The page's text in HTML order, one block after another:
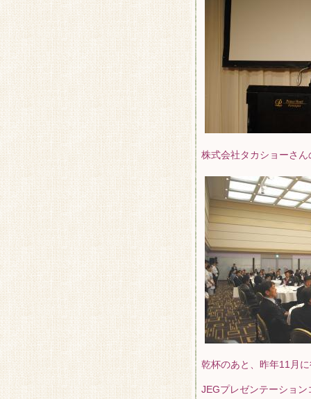
株式会社タカショーさ
乾杯のあと、昨年11月
JEGプレゼンテーショ